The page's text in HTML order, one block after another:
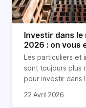
Investir dans le
2026 : on vous
tout !
Les particuliers et
sont toujours plus
pour investir dans
nombreux
22 Avril 2026